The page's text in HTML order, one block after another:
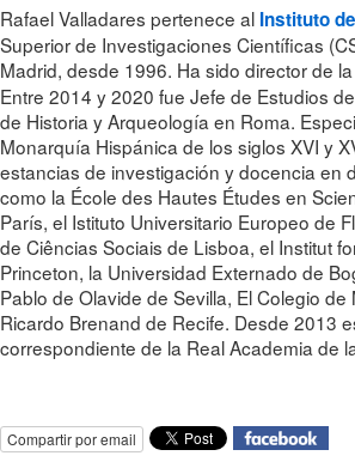
Rafael Valladares pertenece al Instituto
Superior de Investigaciones Científicas
Madrid, desde 1996. Ha sido director de
Entre 2014 y 2020 fue Jefe de Estudios
de Historia y Arqueología en Roma.
Monarquía Hispánica de los siglos XVI y
estancias de investigación y docencia en
como la École des Hautes Études en
París, el Istituto Universitario Europeo de
de Ciências Sociais de Lisboa, el Institut
Princeton, la Universidad Externado de
Pablo de Olavide de Sevilla, El Colegio de
Ricardo Brenand de Recife. Desde 2013
correspondiente de la Real Academia de
Compartir por email